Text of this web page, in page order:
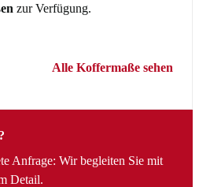
zur Verfügung.
Alle Koffermaße sehen
Anfrage: Wir begleiten Sie mit
Detail.